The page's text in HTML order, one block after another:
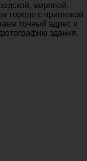
мировой,
городе с привязкой
точный адрес и
здания.